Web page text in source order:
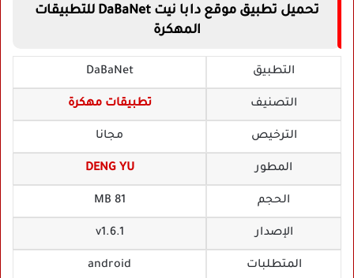
تحميل تطبيق موقع دابا نيت DaBaNet للتطبيقات
المهكرة
التطبيق DaBaNet
التصنيف تطبيقات مهكرة
الترخيص مجانا
المطور DENG YU
الحجم 81 MB
الإصدار v1.6.1
المتطلبات android